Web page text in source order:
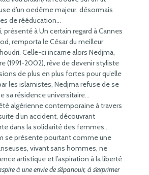
d’un oedème majeur, désormais
de rééducation…
présenté à Un certain regard à Cannes
remporta le César du meilleur
Celle-ci incarne alors Nedjma,
(1991-2002), rêve de devenir styliste
de plus en plus fortes pour qu’elle
les islamistes, Nedjma refuse de se
sa résidence universitaire…
algérienne contemporaine à travers
d’un accident, découvrant
dans la solidarité des femmes…
se présente pourtant comme une
vivant sans hommes, ne
artistique et l’aspiration à la liberté
à une envie de s’épanouir, à s’exprimer